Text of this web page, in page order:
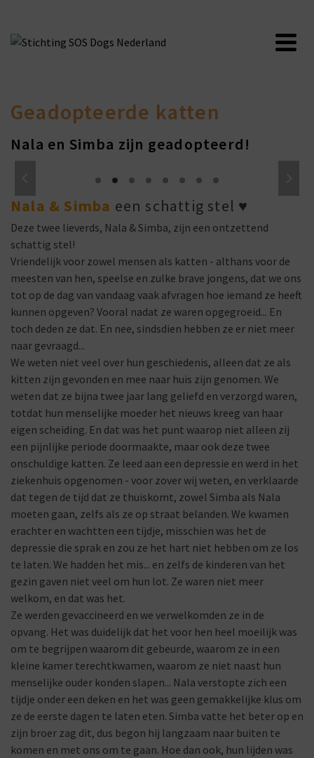
Geadopteerde katten
Nala en Simba zijn geadopteerd!
Nala & Simba een schattig stel ♥
Deze twee lieverds, Nala & Simba, zijn een ontzettend
schattig stel!
Vriendelijk voor zowel mensen als katten - althans voor de
meesten van hen, speelse en zulke brave jongens, dat we ons
tot op de dag van vandaag vaak afvragen hoe iemand ze heeft
kunnen opgeven? Vooral nadat ze waren opgegroeid... En
toch deden ze dat. En nee, sindsdien hebben ze er niet meer
naar gevraagd...
We weten niet veel over hun geschiedenis, alleen dat ze als
kitten zijn gevonden en mee naar huis zijn genomen. We
weten dat ze bijna twee jaar lang geliefd en verzorgd waren,
totdat hun menselijke moeder het nieuws kreeg van haar
eigen scheiding. En dat was het punt waarop niet alleen zij
een pijnlijke periode doormaakte, maar ook deze twee
onschuldige katten. Ze leed aan een depressie en werd in het
ziekenhuis opgenomen - voor zover wij weten, en verklaarde
dat tegen de tijd dat ze thuiskomt, zowel Simba als Nala
moeten gaan, zelfs als ze op straat belanden. We kwamen
erachter en wachtten een tijdje, misschien was het de
depressie die sprak en zou ze het hart niet hebben om ze los
te laten. We hadden het mis... en zelfs de kinderen van het
gezin gaven niet veel om hun lot. Ze waren niet meer
welkom, en dat was het.
Ze werden gevaccineerd en we verwelkomden ze in de
opvang. Het was duidelijk dat het voor hen heel moeilijk was
om te begrijpen waarom dit gebeurde, waarom ze in een
kleine kamer terechtkwamen, waarom ze niet naast hun
menselijke ouder konden slapen... Nala verstopte zich een
tijdje onder een deken en het was geen gemakkelijke klus om
ze de eerste dagen te laten eten. Simba vatte het beter op en
zijn broer zag dit, dus begon hij langzaam naar buiten te
komen en met ons om te gaan. Hoe dan ook, hun lijden was